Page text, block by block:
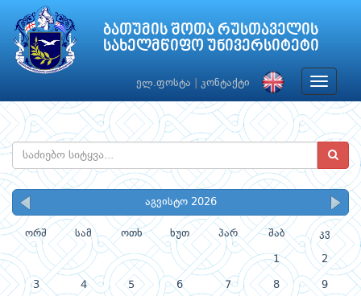
ბათუმის შოთა რუსთაველის
სახელმწიფო უნივერსიტეტი
ელ.ფოსტა კონტაქტი
Toggle
აგვისტო 2026
ორშ სამ ოთხ ხუთ პარ შაბ კვ
1 2
3 4 5 6 7 8 9